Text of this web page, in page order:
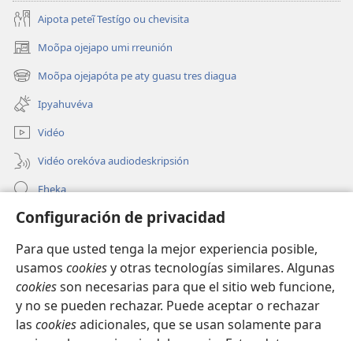
Configuración de privacidad
Para que usted tenga la mejor experiencia posible,
usamos cookiesy otras tecnologías similares. Algunas
cookiesson necesarias para que el sitio web funcione,
y no se pueden rechazar. Puede aceptar o rechazar
las cookiesadicionales, que se usan solamente para
Aipota peteĩ Testígo ou chevisita
Moõpa ojejapo umi rreunión
(abre
una
nueva
ventana)
Moõpa ojejapóta pe aty guasu tres diagua
(abre
una
nueva
ventana)
Ipyahuvéva
Vidéo
Vidéo orekóva audiodeskripsión
Eheka
Ayuda
Edona hag̃ua
(abre
nueva
ventana)
Vivliotéka oĩva Internétpe Watchtower
(abre
una
nueva
JW Hub ®